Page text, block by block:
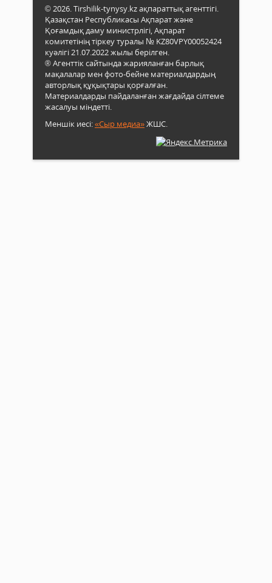
© 2026. Tirshilik-tynysy.kz ақпараттық агенттігі.
Қазақстан Республикасы Ақпарат және
Қоғамдық даму министрлігі, Ақпарат
комитетінің тіркеу туралы № KZ80VPY00052424
куәлігі 21.07.2022 жылы берілген.
® Агенттік сайтында жарияланған барлық
мақалалар мен фото-бейне материалдардың
авторлық құқықтары қорғалған.
Материалдарды пайдаланған жағдайда сілтеме
жасалуы міндетті.
Меншік иесі:«Сыр медиа»ЖШС.